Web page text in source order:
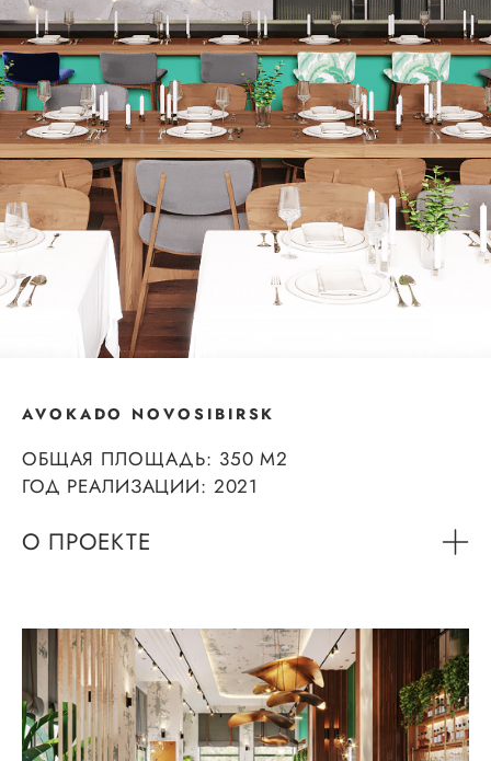
AVOKADO NOVOSIBIRSK
ОБЩАЯ ПЛОЩАДЬ: 350 М2
ГОД РЕАЛИЗАЦИИ: 2021
О ПРОЕКТЕ